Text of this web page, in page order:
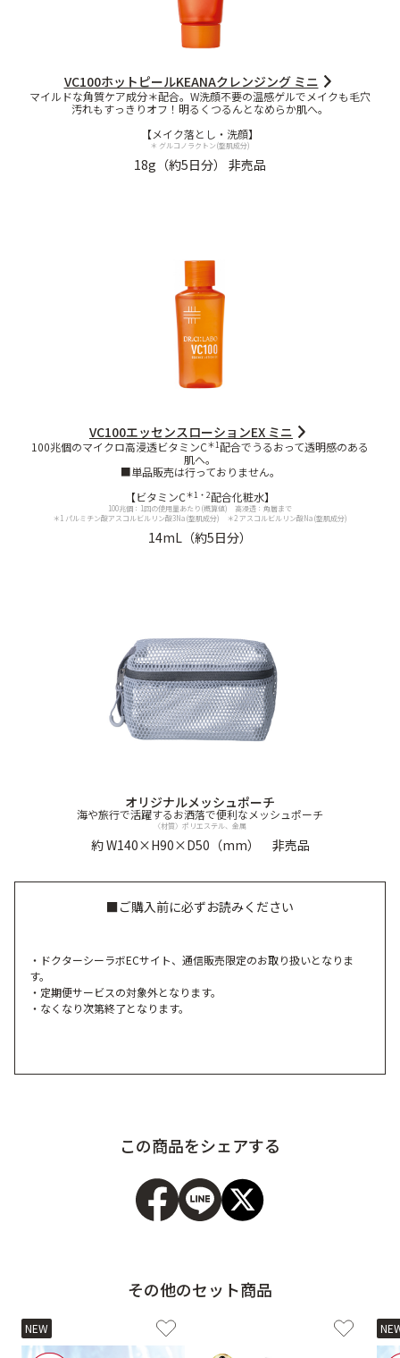
クーポン＆ポイント
アウトレット商品
お電話でもご注文いただけます
0120-371-217
9時〜21時 / 年中無休
VC100ホットピールKEANAクレンジング ミニ
マイルドな角質ケア成分＊配合。W洗顔不要の温感ゲルでメイクも毛穴
汚れもすっきりオフ！明るくつるんとなめらか肌へ。
【メイク落とし・洗顔】
＊ グルコノラクトン(整肌成分)
18g（約5日分） 非売品
VC100エッセンスローションEX ミニ
100兆個のマイクロ高浸透ビタミンC＊1配合でうるおって透明感のある
肌へ。
■単品販売は行っておりません。
【ビタミンC＊1・2配合化粧水】
100兆個：1回の使用量あたり(概算値) 高浸透：角層まで
＊1 パルミチン酸アスコルビルリン酸3Na(整肌成分) ＊2 アスコルビルリン酸Na(整肌成分)
14mL（約5日分）
オリジナルメッシュポーチ
海や旅行で活躍するお洒落で便利なメッシュポーチ
〈材質〉ポリエステル、金属
約 W140×H90×D50（mm） 非売品
■ご購入前に必ずお読みください
・ドクターシーラボECサイト、通信販売限定のお取り扱いとなりま
す。
・定期便サービスの対象外となります。
・なくなり次第終了となります。
この商品をシェアする
その他のセット商品
NEW